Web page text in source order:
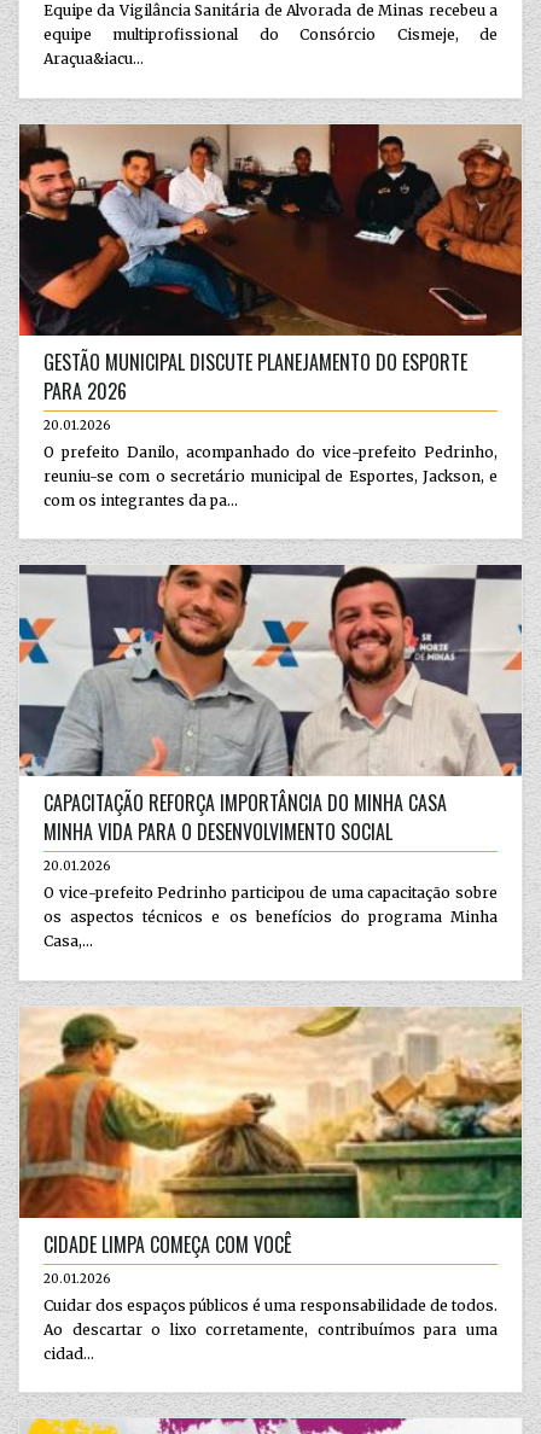
Equipe da Vigilância Sanitária de Alvorada de Minas recebeu a
equipe multiprofissional do Consórcio Cismeje, de
Araçua&iacu...
GESTÃO MUNICIPAL DISCUTE PLANEJAMENTO DO ESPORTE
PARA 2026
20.01.2026
O prefeito Danilo, acompanhado do vice-prefeito Pedrinho,
reuniu-se com o secretário municipal de Esportes, Jackson, e
com os integrantes da pa...
CAPACITAÇÃO REFORÇA IMPORTÂNCIA DO MINHA CASA
MINHA VIDA PARA O DESENVOLVIMENTO SOCIAL
20.01.2026
O vice-prefeito Pedrinho participou de uma capacitação sobre
os aspectos técnicos e os benefícios do programa Minha
Casa,...
CIDADE LIMPA COMEÇA COM VOCÊ
20.01.2026
Cuidar dos espaços públicos é uma responsabilidade de todos.
Ao descartar o lixo corretamente, contribuímos para uma
cidad...